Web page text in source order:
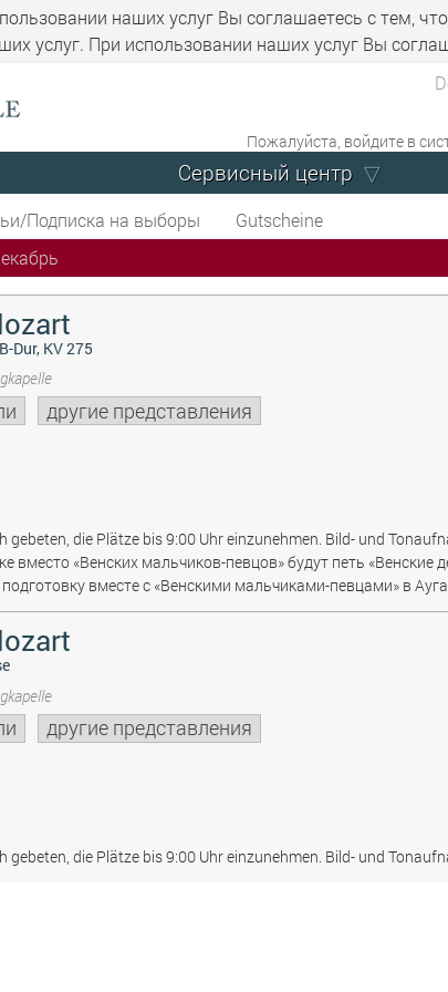
наших услуг Вы соглашаетесь с тем,
услуг. При использовании наших услуг Вы
Пожалуйста, войдите в
Сервисный центр
Подписка на выборы
Gutscheine
Dur, KV 275
другие представления
gebeten, die Plätze bis 9:00 Uhr einzunehmen. Bild- und
вместо «Венских мальчиков-певцов» будут петь «Венские
вместе с «Венскими мальчиками-певцами» в
другие представления
gebeten, die Plätze bis 9:00 Uhr einzunehmen. Bild- und